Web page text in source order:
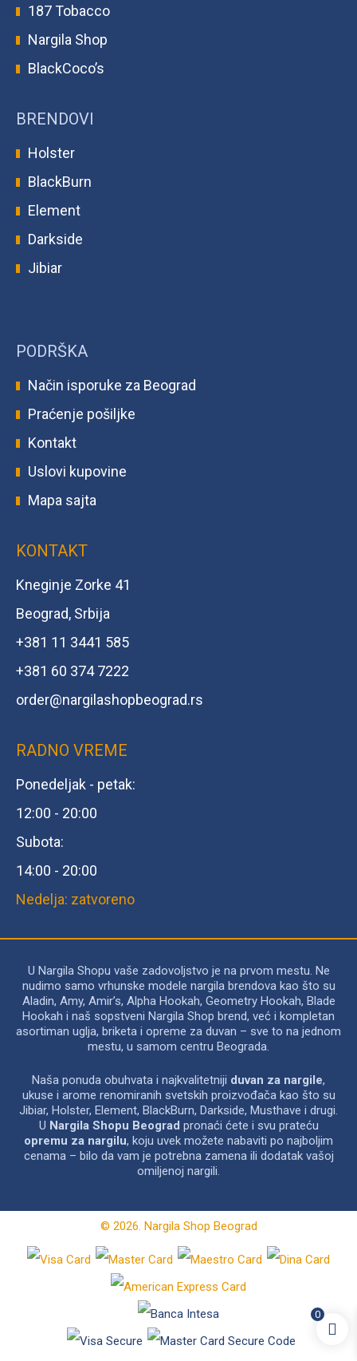
187 Tobacco
Nargila Shop
BlackCoco’s
BRENDOVI
Holster
BlackBurn
Element
Darkside
Jibiar
PODRŠKA
Način isporuke za Beograd
Praćenje pošiljke
Kontakt
Uslovi kupovine
Mapa sajta
KONTAKT
Kneginje Zorke 41
Beograd, Srbija
+381 11 3441 585
+381 60 374 7222
order@nargilashopbeograd.rs
RADNO VREME
Ponedeljak - petak:
12:00 - 20:00
Subota:
14:00 - 20:00
Nedelja: zatvoreno
U Nargila Shopu vaše zadovoljstvo je na prvom mestu. Ne
nudimo samo vrhunske modele nargila brendova kao što su
Aladin, Amy, Amir’s, Alpha Hookah, Geometry Hookah, Blade
Hookah i naš sopstveni Nargila Shop brend, već i kompletan
asortiman uglja, briketa i opreme za duvan – sve to na jednom
mestu, u samom centru Beograda.
Naša ponuda obuhvata i najkvalitetniji duvan za nargile,
ukuse i arome renomiranih svetskih proizvođača kao što su
Jibiar, Holster, Element, BlackBurn, Darkside, Musthave i drugi.
U Nargila Shopu Beograd pronaći ćete i svu prateću
opremu za nargilu, koju uvek možete nabaviti po najboljim
cenama – bilo da vam je potrebna zamena ili dodatak vašoj
omiljenoj nargili.
© 2026. Nargila Shop Beograd
0